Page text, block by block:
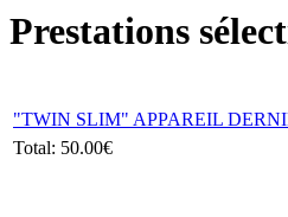
Prestations
"TWIN SLIM" APPAREIL
Total: 50.00€